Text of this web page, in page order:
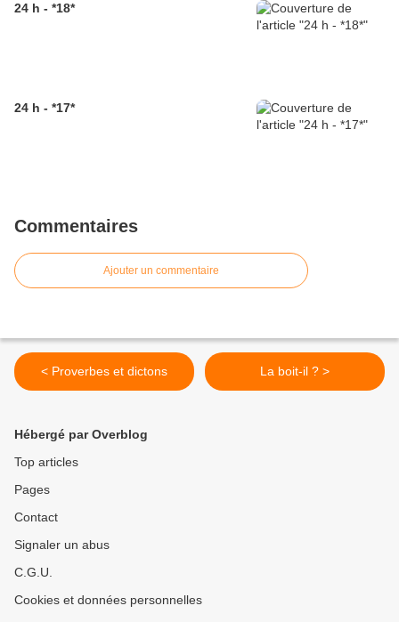
24 h - *18*
24 h - *17*
Commentaires
Ajouter un commentaire
< Proverbes et dictons La boit-il ? >
Hébergé par Overblog
Top articles
Pages
Contact
Signaler un abus
C.G.U.
Cookies et données personnelles